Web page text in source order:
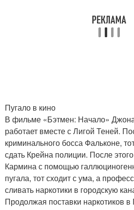
Пугало в кино
В фильме «Бэтмен: Начало»
работает вместе с Лигой Теней.
криминального босса Фальконе,
сдать Крейна полиции. После
Кармина с помощью
пугала, тот сходит с ума, а
сливать наркотики в городскую
Продолжая поставки наркотиков в